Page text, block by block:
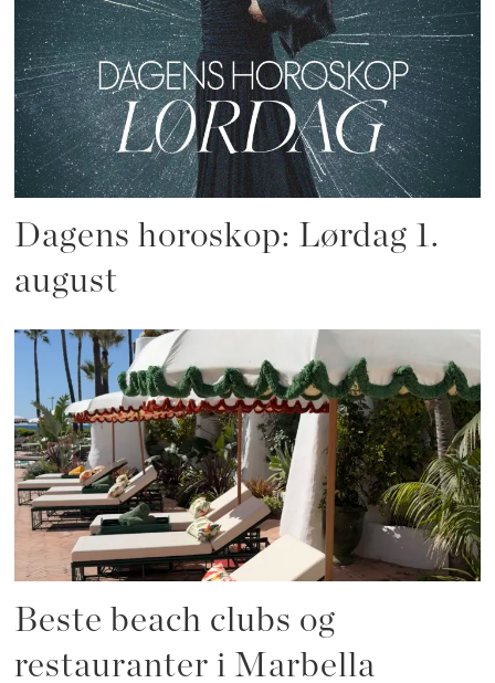
Dagens horoskop: Lørdag 1.
august
Beste beach clubs og
restauranter i Marbella